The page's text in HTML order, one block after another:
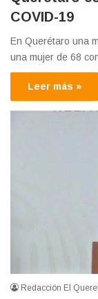
COVID-19
En Querétaro una
una mujer de 68
Leer más »
Redacción El